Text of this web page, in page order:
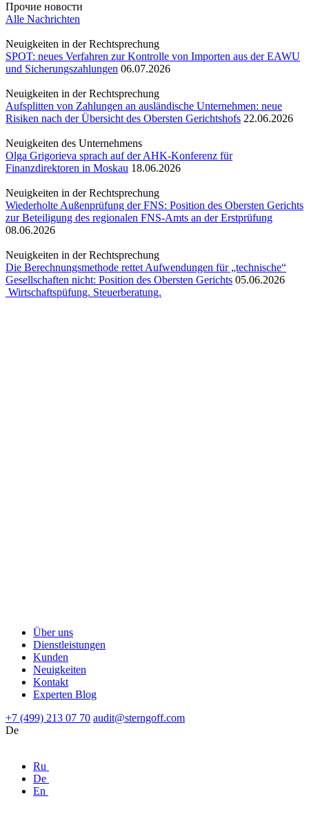
Прочие новости
Alle Nachrichten
Neuigkeiten in der Rechtsprechung
SPOT: neues Verfahren zur Kontrolle von Importen aus der EAWU
und Sicherungszahlungen 06.07.2026
Neuigkeiten in der Rechtsprechung
Aufsplitten von Zahlungen an ausländische Unternehmen: neue
Risiken nach der Übersicht des Obersten Gerichtshofs 22.06.2026
Neuigkeiten des Unternehmens
Olga Grigorieva sprach auf der AHK-Konferenz für
Finanzdirektoren in Moskau 18.06.2026
Neuigkeiten in der Rechtsprechung
Wiederholte Außenprüfung der FNS: Position des Obersten Gerichts
zur Beteiligung des regionalen FNS-Amts an der Erstprüfung
08.06.2026
Neuigkeiten in der Rechtsprechung
Die Berechnungsmethode rettet Aufwendungen für „technische“
Gesellschaften nicht: Position des Obersten Gerichts 05.06.2026
Wirtschaftspüfung. Steuerberatung.
Über uns
Dienstleistungen
Kunden
Neuigkeiten
Kontakt
Experten Blog
+7 (499) 213 07 70 audit@sterngoff.com
De
Ru
De
En